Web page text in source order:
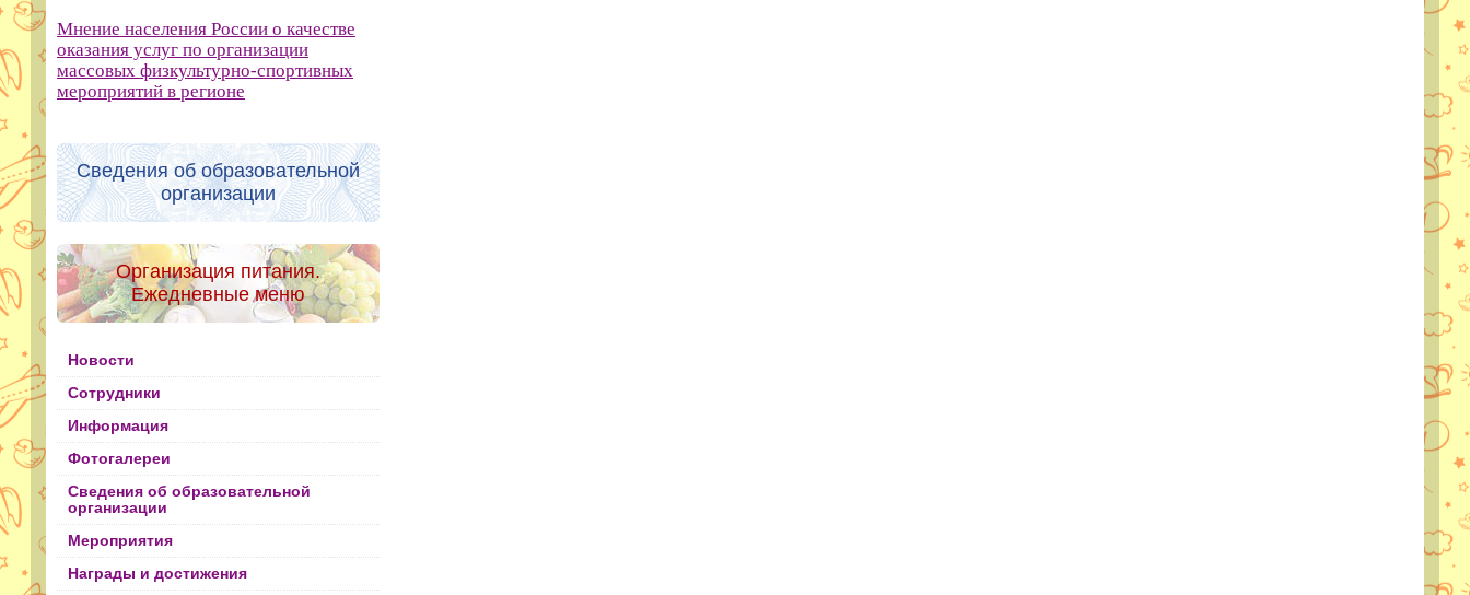
Мнение населения России о качестве
оказания услуг по организации
массовых физкультурно-спортивных
мероприятий в регионе
Сведения об образовательной
организации
Организация питания.
Ежедневные меню
Новости
Сотрудники
Информация
Фотогалереи
Сведения об образовательной
организации
Мероприятия
Награды и достижения